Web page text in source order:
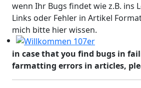
Willkommen 107er
wenn Ihr Bugs findet wie z.B. ins
Links oder Fehler in Artikel
mich bitte hier wissen.
in case that you find bugs in
farmatting errors in articles,